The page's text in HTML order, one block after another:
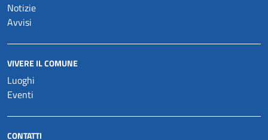
Notizie
Avvisi
VIVERE IL COMUNE
Luoghi
Eventi
CONTATTI